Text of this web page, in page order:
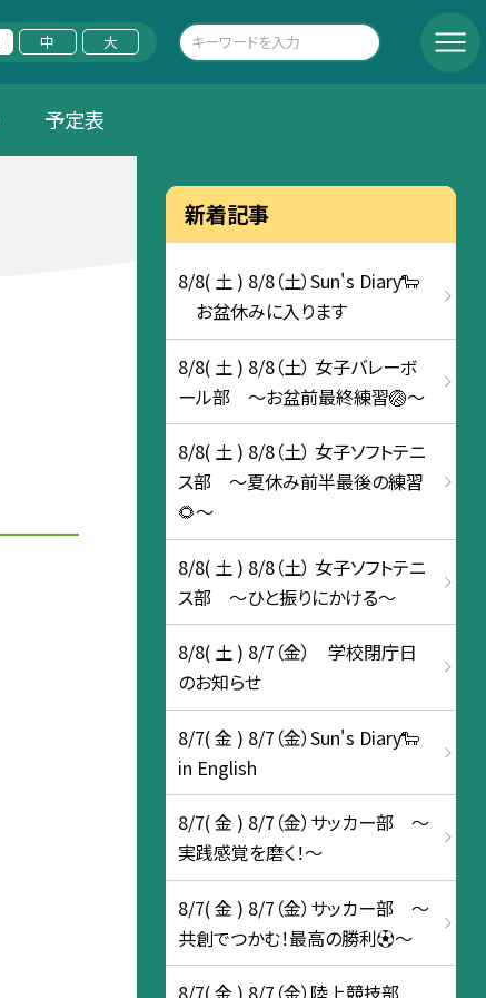
中 大
予定表
新着記事
8/8( 土 ) 8/8（土）Sun's Diary🐑
お盆休みに入ります
8/8( 土 ) 8/8（土） 女子バレーボ
ール部 ～お盆前最終練習🏐～
8/8( 土 ) 8/8（土） 女子ソフトテニ
ス部 ～夏休み前半最後の練習
🌻～
8/8( 土 ) 8/8（土） 女子ソフトテニ
ス部 ～ひと振りにかける～
8/8( 土 ) 8/7（金） 学校閉庁日
のお知らせ
8/7( 金 ) 8/7（金）Sun's Diary🐑
in English
8/7( 金 ) 8/7（金）サッカー部 ～
実践感覚を磨く！～
8/7( 金 ) 8/7（金）サッカー部 ～
共創でつかむ！最高の勝利⚽～
8/7( 金 ) 8/7（金）陸上競技部